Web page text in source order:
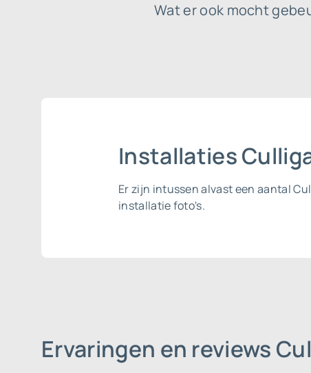
Wat er ook mocht
Installaties
Er zijn intussen alvast een aantal
installatie foto's.
Ervaringen en reviews